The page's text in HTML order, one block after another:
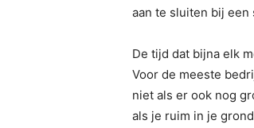
aan te sluiten bij
De tijd dat bijna elk
Voor de meeste
niet als er ook nog
als je ruim in je